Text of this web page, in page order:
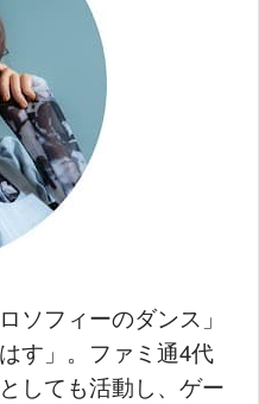
ソフィーのダンス」
す」。ファミ通4代
しても活動し、ゲー